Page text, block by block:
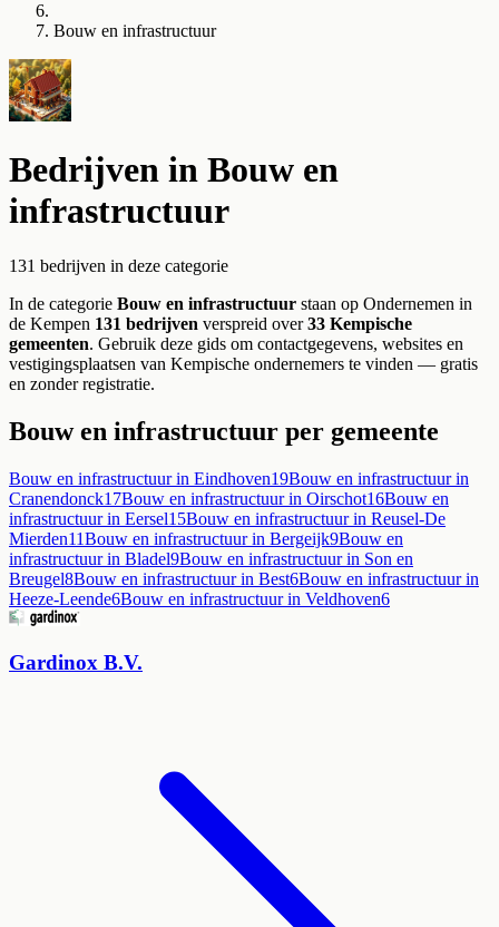
Bouw en infrastructuur
Bedrijven in Bouw en
infrastructuur
131 bedrijven in deze categorie
In de categorie Bouw en infrastructuur staan op Ondernemen in
de Kempen 131 bedrijven verspreid over33 Kempische
gemeenten. Gebruik deze gids om contactgegevens, websites en
vestigingsplaatsen van Kempische ondernemers te vinden — gratis
en zonder registratie.
Bouw en infrastructuur per gemeente
Bouw en infrastructuurin Eindhoven19Bouw en infrastructuurin
Cranendonck17Bouw en infrastructuurin Oirschot16Bouw en
infrastructuurin Eersel15Bouw en infrastructuurin Reusel-De
Mierden11Bouw en infrastructuurin Bergeijk9Bouw en
infrastructuurin Bladel9Bouw en infrastructuurin Son en
Breugel8Bouw en infrastructuurin Best6Bouw en infrastructuurin
Heeze-Leende6Bouw en infrastructuurin Veldhoven6
Gardinox B.V.